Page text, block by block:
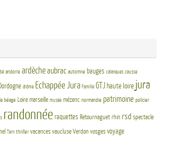
andorre ardècheaubrac automne bauges calanques causse
drôme Echappée Jura Famille GTJ haute loire jura
le béage Loire marseille musée mézenc normandie patrimoine policier
randonnée raquettes Retournaguet rhin rsd spectacle
Tarn thriller vacances vaucluse Verdon vosges voyage